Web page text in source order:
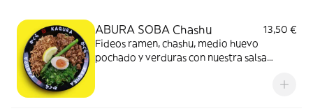
ABURA SOBA Chashu
13,50 €
Fideos ramen, chashu, medio huevo
pochado y verduras con nuestra salsa